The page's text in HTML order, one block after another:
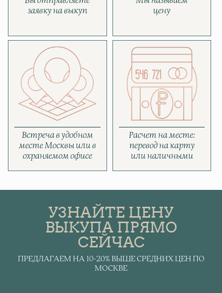
заявку на выкуп
цену
Встреча в удобном
месте Москвы или в
охраняемом офисе
Расчет на месте:
перевод на карту
или наличными
УЗНАЙТЕ ЦЕНУ
ВЫКУПА ПРЯМО
СЕЙЧАС
ПРЕДЛАГАЕМ НА 10-20% ВЫШЕ СРЕДНИХ ЦЕН ПО
МОСКВЕ